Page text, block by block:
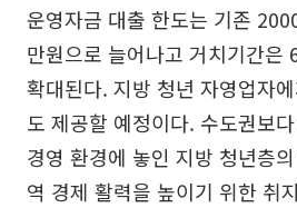
운영자금 대출 한도는 기존
만원으로 늘어나고 거치기간은
확대된다. 지방 청년 자영업자
도 제공할 예정이다. 수도권보
경영 환경에 놓인 지방 청년층
역 경제 활력을 높이기 위한 취